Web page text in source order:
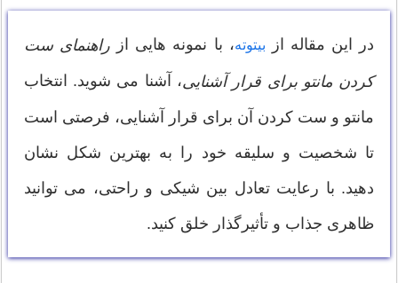
در این مقاله از بیتوته، با نمونه هایی از راهنمای ست
کردن مانتو برای قرار آشنایی، آشنا می شوید. انتخاب
مانتو و ست کردن آن برای قرار آشنایی، فرصتی است
تا شخصیت و سلیقه خود را به بهترین شکل نشان
دهید. با رعایت تعادل بین شیکی و راحتی، می توانید
ظاهری جذاب و تأثیرگذار خلق کنید.